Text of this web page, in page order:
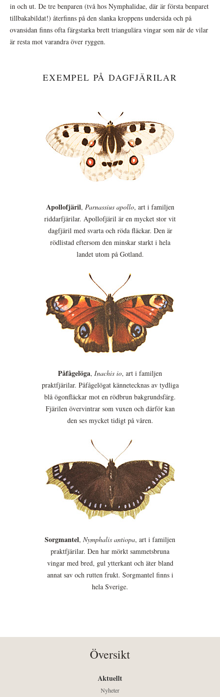
in och ut. De tre benparen (två hos Nymphalidae, där är första benparet
tillbakabildat!) återfinns på den slanka kroppens undersida och på
ovansidan finns ofta färgstarka brett triangulära vingar som när de vilar
är resta mot varandra över ryggen.
EXEMPEL PÅ DAGFJÄRILAR
Apollofjäril, Parnassius apollo, art i familjen
riddarfjärilar. Apollofjäril är en mycket stor vit
dagfjäril med svarta och röda fläckar. Den är
rödlistad eftersom den minskar starkt i hela
landet utom på Gotland.
Påfågelöga, Inachis io, art i familjen
praktfjärilar. Påfågelögat kännetecknas av tydliga
blå ögonfläckar mot en rödbrun bakgrundsfärg.
Fjärilen övervintrar som vuxen och därför kan
den ses mycket tidigt på våren.
Sorgmantel, Nymphalis antiopa, art i familjen
praktfjärilar. Den har mörkt sammetsbruna
vingar med bred, gul ytterkant och äter bland
annat sav och rutten frukt. Sorgmantel finns i
hela Sverige.
Översikt
Aktuellt
Nyheter